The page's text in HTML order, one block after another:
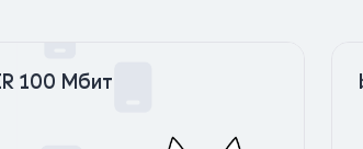
100 Мбит